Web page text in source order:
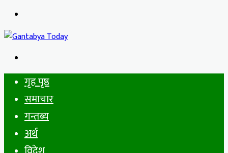
for
गृह पृष्ठ
समाचार
गन्तब्य
अर्थ